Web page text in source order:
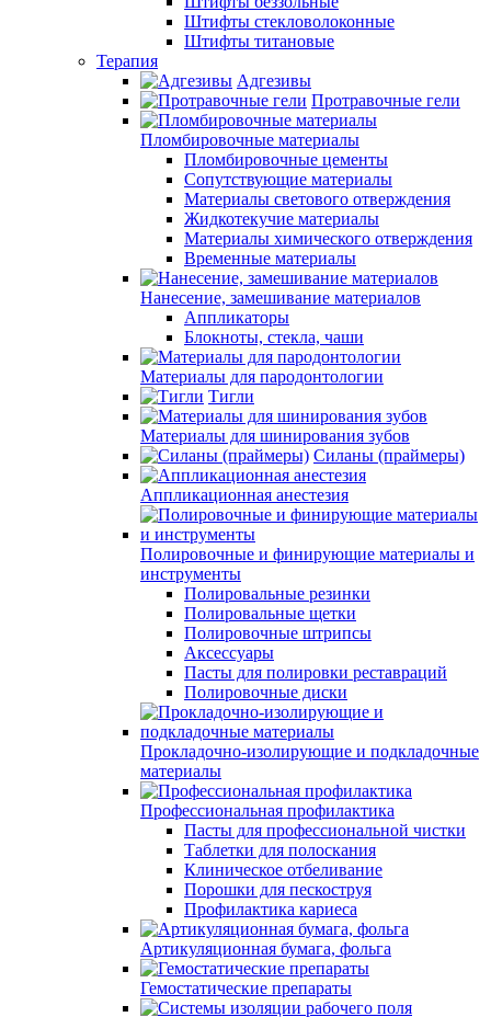
Штифты стекловолоконные
Штифты титановые
Терапия
Адгезивы
Протравочные гели
Пломбировочные материалы
Пломбировочные цементы
Сопутствующие материалы
Материалы светового отверждения
Жидкотекучие материалы
Материалы химического отверждения
Временные материалы
Нанесение, замешивание материалов
Аппликаторы
Блокноты, стекла, чаши
Материалы для пародонтологии
Тигли
Материалы для шинирования зубов
Силаны (праймеры)
Аппликационная анестезия
Полировочные и финирующие материалы и
инструменты
Полировальные резинки
Полировальные щетки
Полировочные штрипсы
Аксессуары
Пасты для полировки реставраций
Полировочные диски
Прокладочно-изолирующие и подкладочные
материалы
Профессиональная профилактика
Пасты для профессиональной чистки
Таблетки для полоскания
Клиническое отбеливание
Порошки для пескоструя
Профилактика кариеса
Артикуляционная бумага, фольга
Гемостатические препараты